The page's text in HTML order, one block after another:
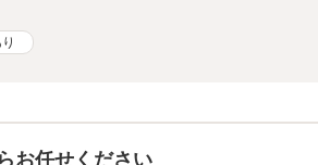
お任せください